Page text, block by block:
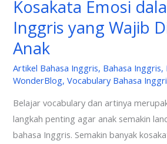
Kosakata Emosi
Inggris yang Wajib
Anak
Artikel Bahasa Inggris, Bahasa Inggris,
WonderBlog,Vocabulary Bahasa
Belajar vocabulary dan artinya
langkah penting agar anak semakin
bahasa Inggris. Semakin banyak
Anak